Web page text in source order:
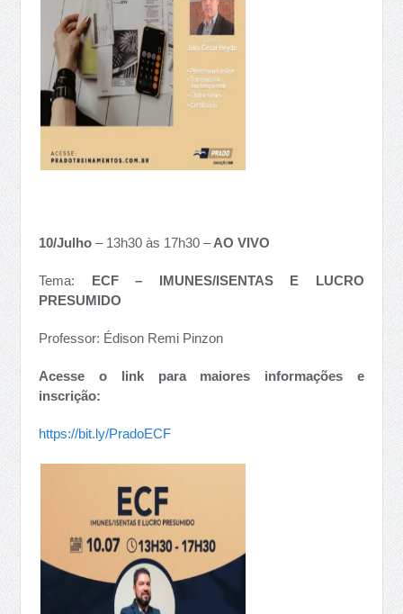
10/Julho– 13h30 às 17h30 –AO VIVO
Tema: ECF – IMUNES/ISENTAS E LUCRO
PRESUMIDO
Professor: Édison Remi Pinzon
Acesse o link para maiores informações e
inscrição:
https://bit.ly/PradoECF